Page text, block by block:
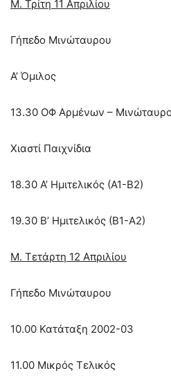
Μ. Τρίτη 11 Απριλίου
Γήπεδο Μινώταυρου
Α’ Όμιλος
13.30 ΟΦ Αρμένων –
Χιαστί Παιχνίδια
18.30 Α’ Ημιτελικός (Α1-Β2)
19.30 Β’ Ημιτελικός (Β1-Α2)
Μ. Τετάρτη 12 Απριλίου
Γήπεδο Μινώταυρου
10.00 Κατάταξη 2002-03
11.00 Μικρός Τελικός